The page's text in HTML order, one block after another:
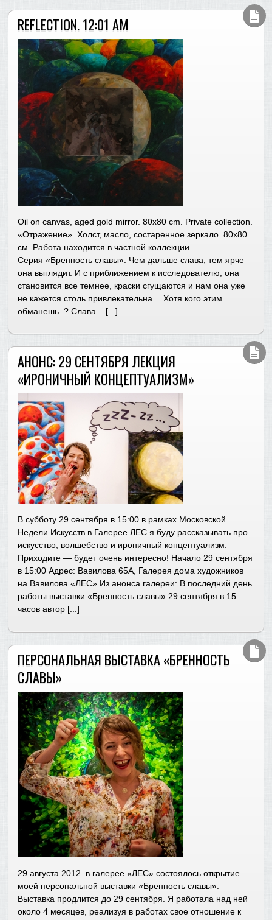
REFLECTION. 12:01 АМ
Oil on canvas, aged gold mirror. 80х80 cm. Private collection.
«Отражение». Холст, масло, состаренное зеркало. 80х80
см. Работа находится в частной коллекции.
Серия «Бренность славы». Чем дальше слава, тем ярче
она выглядит. И с приближением к исследователю, она
становится все темнее, краски сгущаются и нам она уже
не кажется столь привлекательна… Хотя кого этим
обманешь..? Слава – [...]
АНОНС: 29 СЕНТЯБРЯ ЛЕКЦИЯ
«ИРОНИЧНЫЙ КОНЦЕПТУАЛИЗМ»
В субботу 29 сентября в 15:00 в рамках Московской
Недели Искусств в Галерее ЛЕС я буду рассказывать про
искусство, волшебство и ироничный концептуализм.
Приходите — будет очень интересно! Начало 29 сентября
в 15:00 Адрес: Вавилова 65А, Галерея дома художников
на Вавилова «ЛЕС» Из анонса галереи: В последний день
работы выставки «Бренность славы» 29 сентября в 15
часов автор [...]
ПЕРСОНАЛЬНАЯ ВЫСТАВКА «БРЕННОСТЬ
СЛАВЫ»
29 августа 2012 в галерее «ЛЕС» состоялось открытие
моей персональной выставки «Бренность славы».
Выставка продлится до 29 сентября. Я работала над ней
около 4 месяцев, реализуя в работах свое отношение к